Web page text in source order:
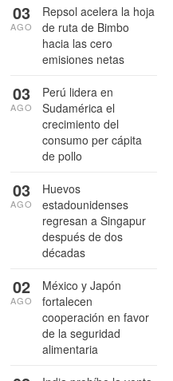
Repsol acelera la hoja
de ruta de Bimbo
hacia las cero
emisiones netas
03
AGO
Perú lidera en
Sudamérica el
crecimiento del
consumo per cápita
de pollo
03
AGO
Huevos
estadounidenses
regresan a Singapur
después de dos
décadas
03
AGO
México y Japón
fortalecen
cooperación en favor
de la seguridad
alimentaria
02
AGO